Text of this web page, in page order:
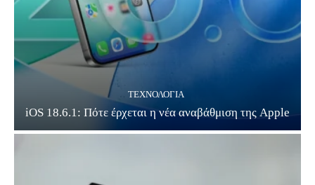
ΤΕΧΝΟΛΟΓΊΑ
iOS 18.6.1: Πότε έρχεται η νέα αναβάθμιση της Apple